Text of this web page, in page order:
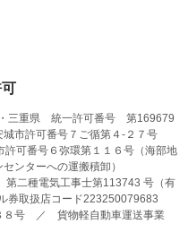
・三重県 統一許可番号 第169679
市許可番号７ご循第４-２７号
可番号６弥環第１１６号（海部地
ンターへの運搬積卸）
二種電気工事士第113743 号（有
取扱店コード223250079683
８号 ／ 貨物軽自動車運送事業